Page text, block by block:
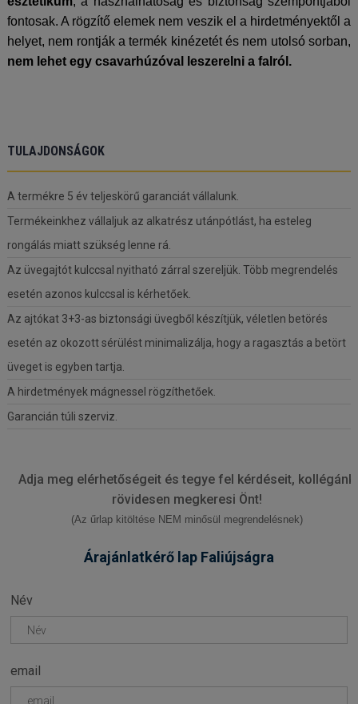
fontosak. A rögzítő elemek nem veszik el a hirdetményektől a
helyet, nem rontják a termék kinézetét és nem utolsó sorban,
nem lehet egy csavarhúzóval leszerelni a falról.
TULAJDONSÁGOK
A termékre 5 év teljeskörű garanciát vállalunk.
Termékeinkhez vállaljuk az alkatrész utánpótlást, ha esteleg
rongálás miatt szükség lenne rá.
Az üvegajtót kulccsal nyitható zárral szereljük. Több megrendelés
esetén azonos kulccsal is kérhetőek.
Az ajtókat 3+3-as biztonsági üvegből készítjük, véletlen betörés
esetén az okozott sérülést minimalizálja, hogy a ragasztás a betört
üveget is egyben tartja.
A hirdetmények mágnessel rögzíthetőek.
Garancián túli szerviz.
Adja meg elérhetőségeit és tegye fel kérdéseit, kollégánk
rövidesen megkeresi Önt!
(Az űrlap kitöltése NEM minősül megrendelésnek)
Árajánlatkérő lap Faliújságra
Név
email